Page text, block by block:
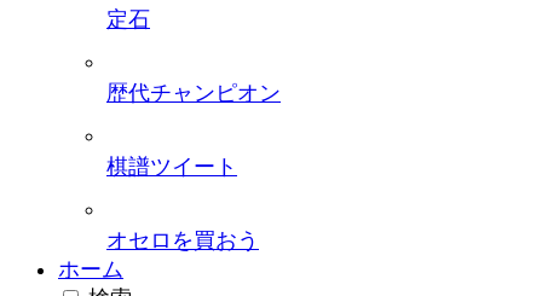
定石
歴代チャンピオン
棋譜ツイート
オセロを買おう
ホーム